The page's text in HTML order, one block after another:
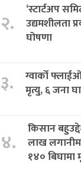
२.
‘स्टार्टअप
उद्यमशीलता
घोषणा
३.
ग्वार्को
मृत्यु, ६ जना
४.
किसान
लाख
१४०